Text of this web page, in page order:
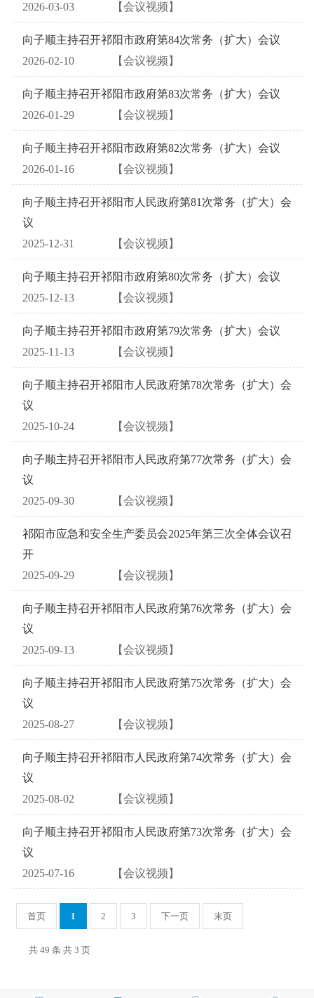
2026-03-03
【会议视频】
向子顺主持召开祁阳市政府第84次常务（扩大）会议
2026-02-10
【会议视频】
向子顺主持召开祁阳市政府第83次常务（扩大）会议
2026-01-29
【会议视频】
向子顺主持召开祁阳市政府第82次常务（扩大）会议
2026-01-16
【会议视频】
向子顺主持召开祁阳市人民政府第81次常务（扩大）会
议
2025-12-31
【会议视频】
向子顺主持召开祁阳市政府第80次常务（扩大）会议
2025-12-13
【会议视频】
向子顺主持召开祁阳市政府第79次常务（扩大）会议
2025-11-13
【会议视频】
向子顺主持召开祁阳市人民政府第78次常务（扩大）会
议
2025-10-24
【会议视频】
向子顺主持召开祁阳市人民政府第77次常务（扩大）会
议
2025-09-30
【会议视频】
祁阳市应急和安全生产委员会2025年第三次全体会议召
开
2025-09-29
【会议视频】
向子顺主持召开祁阳市人民政府第76次常务（扩大）会
议
2025-09-13
【会议视频】
向子顺主持召开祁阳市人民政府第75次常务（扩大）会
议
2025-08-27
【会议视频】
向子顺主持召开祁阳市人民政府第74次常务（扩大）会
议
2025-08-02
【会议视频】
向子顺主持召开祁阳市人民政府第73次常务（扩大）会
议
2025-07-16
【会议视频】
首页 1 2 3 下一页 末页
共 49 条 共 3 页